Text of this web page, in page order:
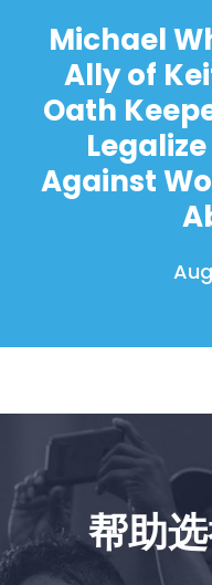
Michael
Ally of
Oath
Against
帮助